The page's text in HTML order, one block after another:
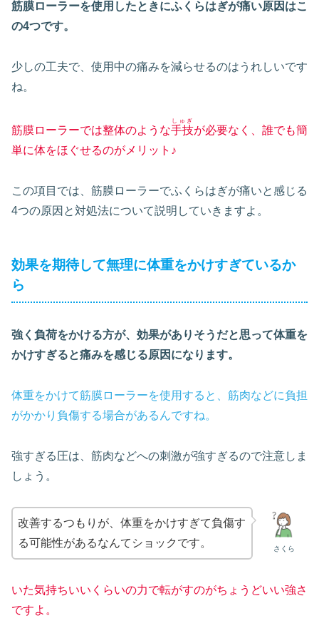
筋膜ローラーを使用したときにふくらはぎが痛い原因はこ
の4つです。
少しの工夫で、使用中の痛みを減らせるのはうれしいです
ね。
筋膜ローラーでは整体のような手技
しゅぎ
が必要なく、誰でも簡
単に体をほぐせるのがメリット♪
この項目では、筋膜ローラーでふくらはぎが痛いと感じる
4つの原因と対処法について説明していきますよ。
効果を期待して無理に体重をかけすぎているか
ら
強く負荷をかける方が、効果がありそうだと思って体重を
かけすぎると痛みを感じる原因になります。
体重をかけて筋膜ローラーを使用すると、筋肉などに負担
がかかり負傷する場合があるんですね。
強すぎる圧は、筋肉などへの刺激が強すぎるので注意しま
しょう。
さくら
改善するつもりが、体重をかけすぎて負傷す
る可能性があるなんてショックです。
いた気持ちいいくらいの力で転がすのがちょうどいい強さ
ですよ。